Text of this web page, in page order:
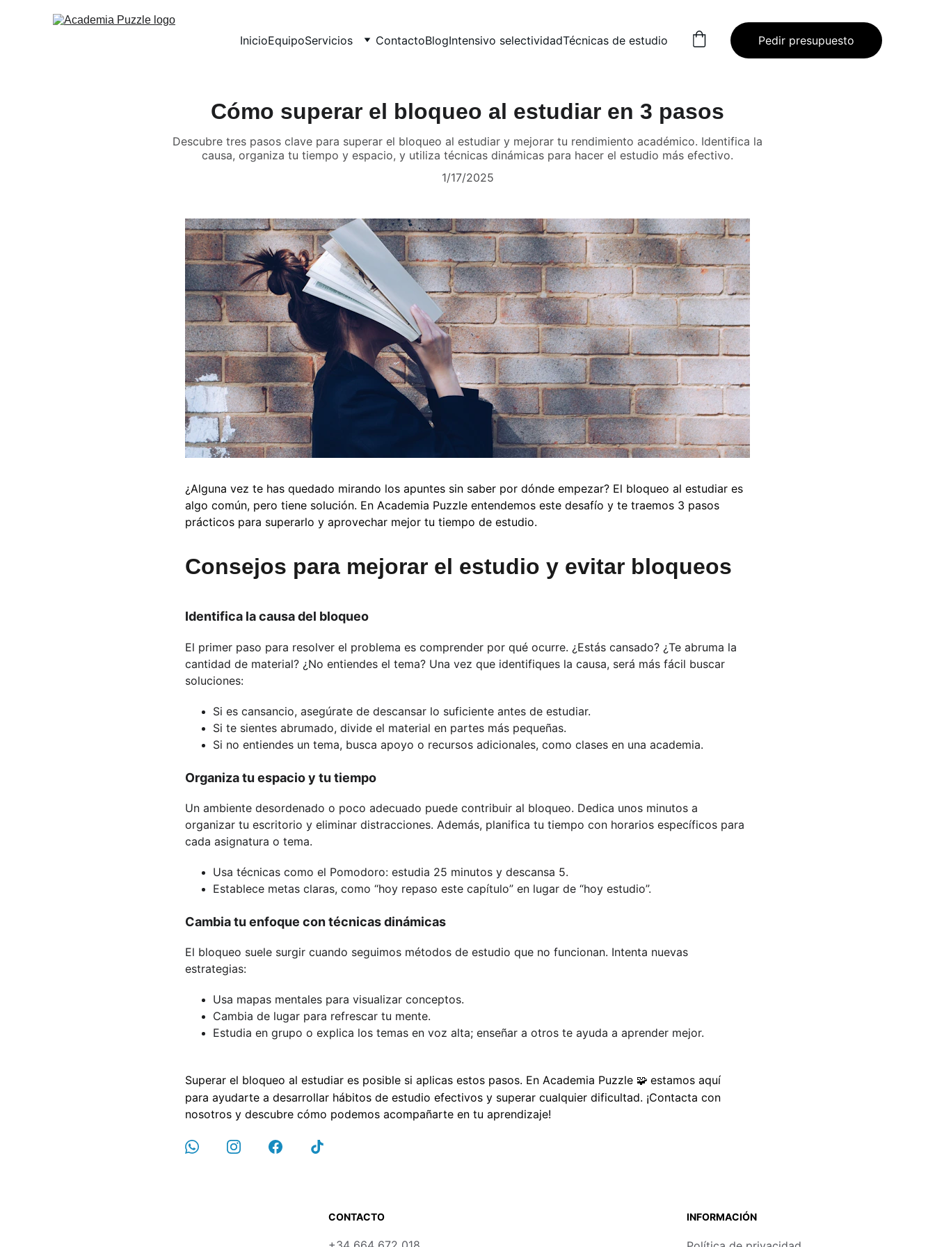
InicioEquipoServicios ContactoBlogIntensivo selectividadTécnicas de estudio Pedir presupuesto
Cómo superar el bloqueo al estudiar en 3 pasos
Descubre tres pasos clave para superar el bloqueo al estudiar y mejorar tu rendimiento académico. Identifica la
causa, organiza tu tiempo y espacio, y utiliza técnicas dinámicas para hacer el estudio más efectivo.
1/17/2025
¿Alguna vez te has quedado mirando los apuntes sin saber por dónde empezar? El bloqueo al estudiar es
algo común, pero tiene solución. En Academia Puzzle entendemos este desafío y te traemos 3 pasos
prácticos para superarlo y aprovechar mejor tu tiempo de estudio.
Consejos para mejorar el estudio y evitar bloqueos
Identifica la causa del bloqueo
El primer paso para resolver el problema es comprender por qué ocurre. ¿Estás cansado? ¿Te abruma la
cantidad de material? ¿No entiendes el tema? Una vez que identifiques la causa, será más fácil buscar
soluciones:
Si es cansancio, asegúrate de descansar lo suficiente antes de estudiar.
Si te sientes abrumado, divide el material en partes más pequeñas.
Si no entiendes un tema, busca apoyo o recursos adicionales, como clases en una academia.
Organiza tu espacio y tu tiempo
Un ambiente desordenado o poco adecuado puede contribuir al bloqueo. Dedica unos minutos a
organizar tu escritorio y eliminar distracciones. Además, planifica tu tiempo con horarios específicos para
cada asignatura o tema.
Usa técnicas como el Pomodoro: estudia 25 minutos y descansa 5.
Establece metas claras, como “hoy repaso este capítulo” en lugar de “hoy estudio”.
Cambia tu enfoque con técnicas dinámicas
El bloqueo suele surgir cuando seguimos métodos de estudio que no funcionan. Intenta nuevas
estrategias:
Usa mapas mentales para visualizar conceptos.
Cambia de lugar para refrescar tu mente.
Estudia en grupo o explica los temas en voz alta; enseñar a otros te ayuda a aprender mejor.
Superar el bloqueo al estudiar es posible si aplicas estos pasos. En Academia Puzzle 🧩 estamos aquí
para ayudarte a desarrollar hábitos de estudio efectivos y superar cualquier dificultad. ¡Contacta con
nosotros y descubre cómo podemos acompañarte en tu aprendizaje!
CONTACTO INFORMACIÓN